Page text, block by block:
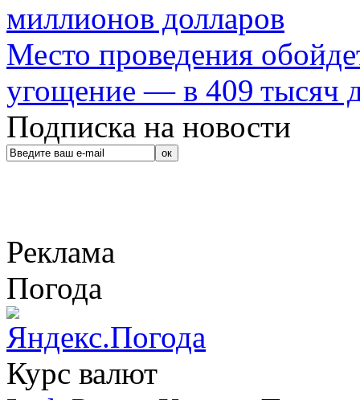
миллионов долларов
Место проведения
угощение — в 409 тысяч
Подписка на новости
Реклама
Погода
Курс валют